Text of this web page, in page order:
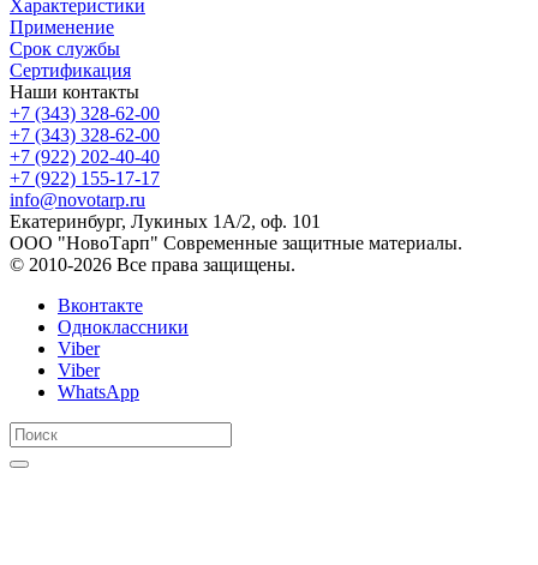
Характеристики
Применение
Срок службы
Сертификация
Наши контакты
+7 (343) 328-62-00
+7 (343) 328-62-00
+7 (922) 202-40-40
+7 (922) 155-17-17
info@novotarp.ru
Екатеринбург, Лукиных 1А/2, оф. 101
ООО "НовоТарп" Современные защитные материалы.
© 2010-2026 Все права защищены.
Вконтакте
Одноклассники
Viber
Viber
WhatsApp